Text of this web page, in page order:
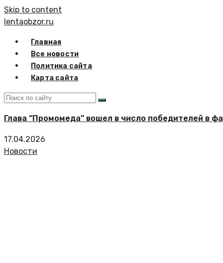
Skip to content
lentaobzor.ru
Главная
Все новости
Политика сайта
Карта сайта
Глава “Промомеда” вошел в число победителей в
17.04.2026
Новости